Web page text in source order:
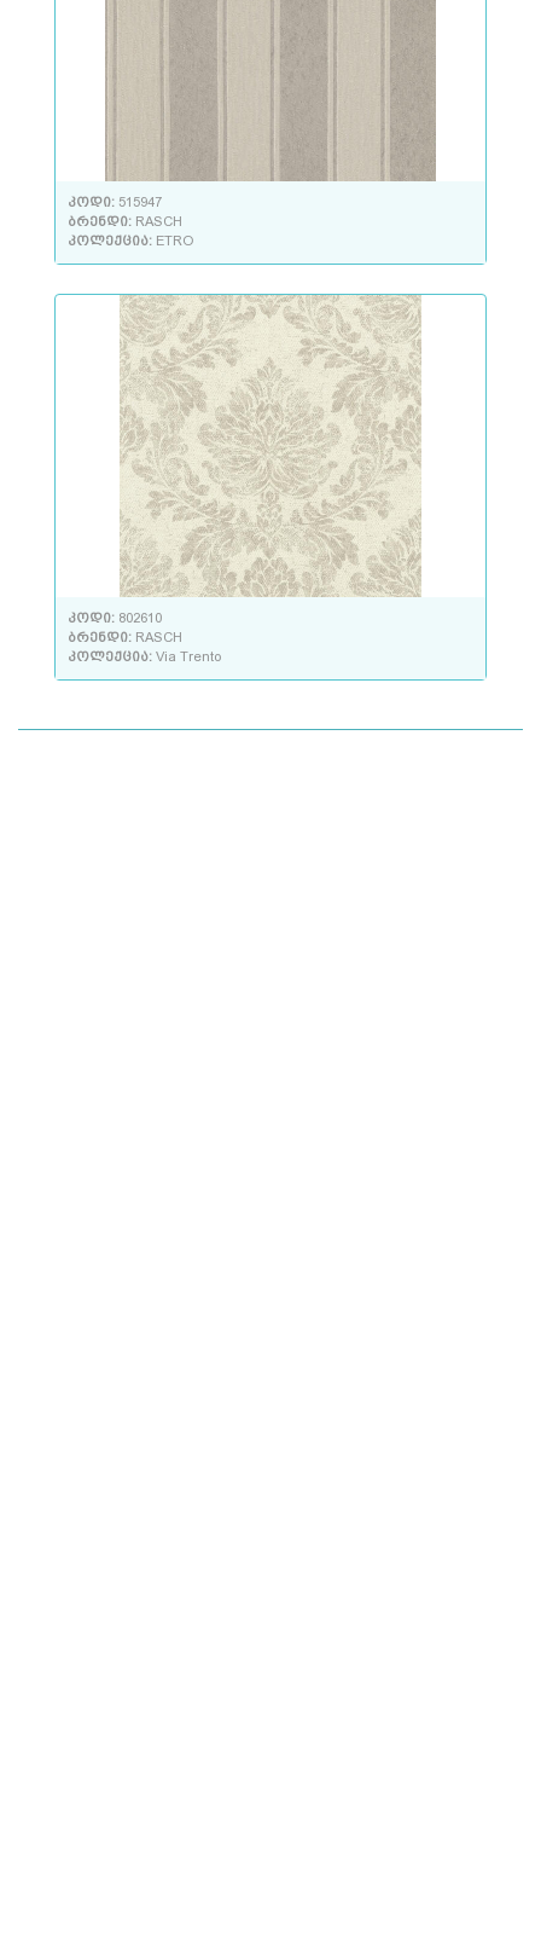
კოდი: 515947
ბრენდი: RASCH
კოლექცია: ETRO
კოდი: 802610
ბრენდი: RASCH
კოლექცია: Via Trento